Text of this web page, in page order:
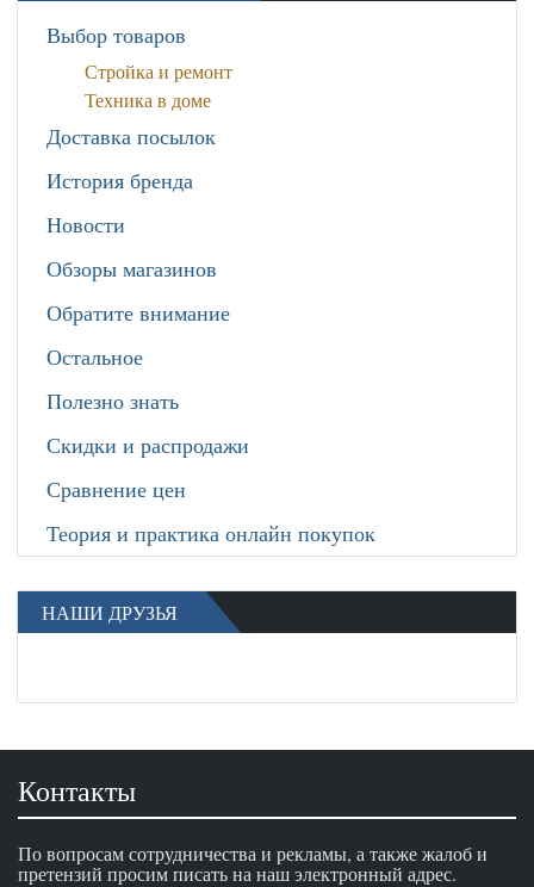
Выбор товаров
Стройка и ремонт
Техника в доме
Доставка посылок
История бренда
Новости
Обзоры магазинов
Обратите внимание
Остальное
Полезно знать
Скидки и распродажи
Сравнение цен
Теория и практика онлайн покупок
НАШИ ДРУЗЬЯ
Контакты
По вопросам сотрудничества и рекламы, а также жалоб и
претензий просим писать на наш электронный адрес.